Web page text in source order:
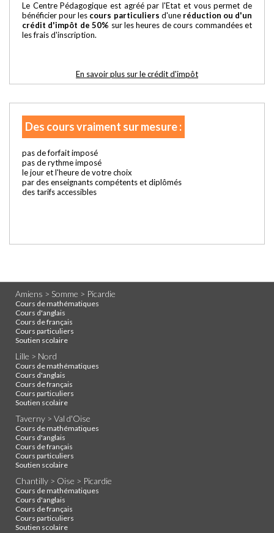
Le Centre Pédagogique est agréé par l'Etat et vous permet de
bénéficier pour les cours particuliers d'une réduction ou d'un
crédit d'impôt de 50% sur les heures de cours commandées et
les frais d'inscription.
En savoir plus sur le crédit d'impôt
Des cours vraiment sur mesure :
pas de forfait imposé
pas de rythme imposé
le jour et l'heure de votre choix
par des enseignants compétents et diplômés
des tarifs accessibles
Amiens > Somme > Picardie
Cours de mathématiques
Cours d'anglais
Cours de français
Cours particuliers
Soutien scolaire
Lille > Nord
Cours de mathématiques
Cours d'anglais
Cours de français
Cours particuliers
Soutien scolaire
Taverny > Val d'Oise
Cours de mathématiques
Cours d'anglais
Cours de français
Cours particuliers
Soutien scolaire
Chantilly > Oise > Picardie
Cours de mathématiques
Cours d'anglais
Cours de français
Cours particuliers
Soutien scolaire